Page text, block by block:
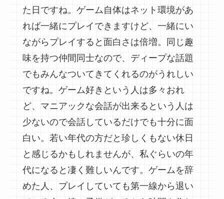
た日ですね。ゲーム自体はネット環境があ
れば一緒にプレイできますけど、一緒にい
ながらプレイすると面白さは倍増。同じ趣
味を持つ仲間同士なので、ディープな話題
でもみんなついてきてくれるのがうれしい
ですね。ゲーム好きという人は多々おれ
ど、マニアックな会話が出来るという人は
少ないので会話しているだけでも十分に面
白い。若い年代の方だと珍しくもない休日
と感じるかもしれませんが、私ぐらいの年
代になると凄く難しいんです。ゲームを辞
めた人、プレイしていても第一線から退い